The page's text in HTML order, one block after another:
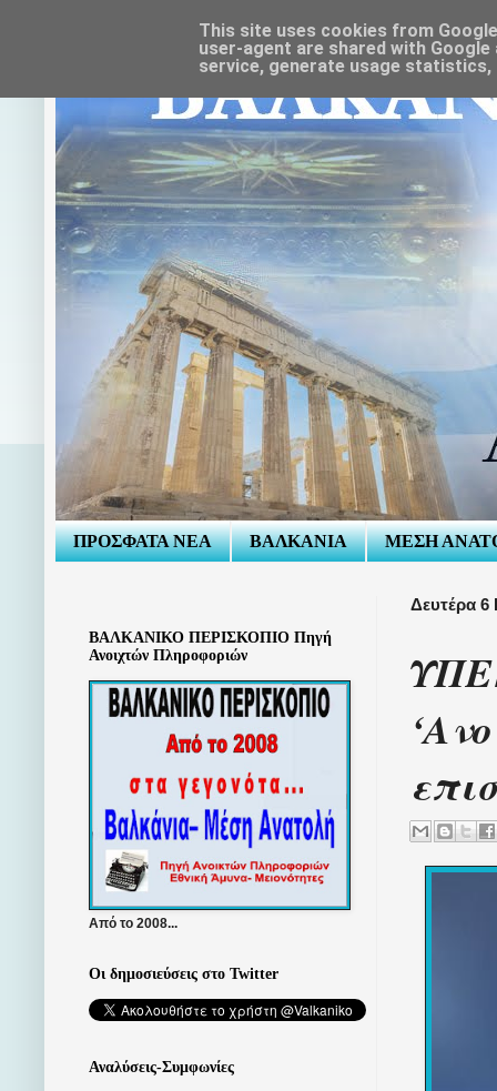
ΠΡΟΣΦΑΤΑ ΝΕΑ ΒΑΛΚΑΝΙΑ ΜΕΣΗ
Δευτέρα 6
ΒΑΛΚΑΝΙΚΟ ΠΕΡΙΣΚΟΠΙΟ Πηγή
Ανοιχτών Πληροφοριών
Από το 2008...
Οι δημοσιεύσεις στο Twitter
Αναλύσεις-Συμφωνίες
This site uses cookies from
user-agent are shared with
service, generate usage statistics,